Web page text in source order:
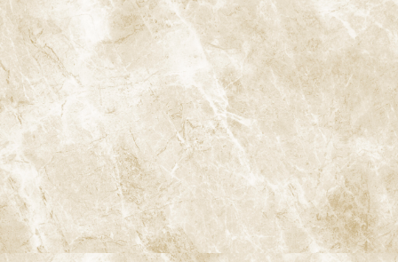
4-3. 健康寿命と歯の関係
歯が多く残っていることは、単に咀嚼力の維持だけでなく、全身
の健康にも影響を与えます。研究によれば、歯の健康は栄養の吸
収、運動能力、さらには認知機能にも関与しており、80歳で20本
以上の歯が残っている人は健康寿命も長い傾向にあると言われてい
ます。
5. 8020運動の成果と今後の課題